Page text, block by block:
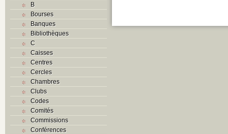
B
Bourses
Banques
Bibliothèques
C
Caisses
Centres
Cercles
Chambres
Clubs
Codes
Comités
Commissions
Conférences